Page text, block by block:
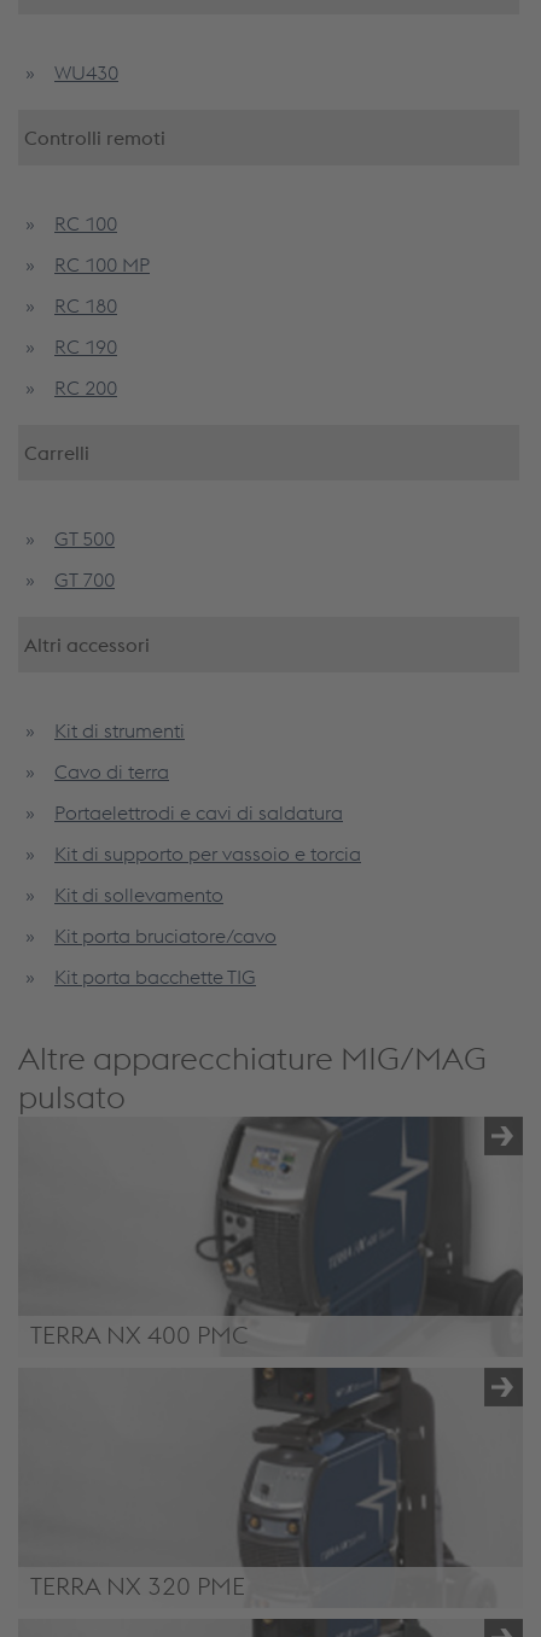
WU430
Controlli remoti
RC 100
RC 100 MP
RC 180
RC 190
RC 200
Carrelli
GT 500
GT 700
Altri accessori
Kit di strumenti
Cavo di terra
Portaelettrodi e cavi di saldatura
Kit di supporto per vassoio e torcia
Kit di sollevamento
Kit porta bruciatore/cavo
Kit porta bacchette TIG
Altre apparecchiature MIG/MAG
pulsato
TERRA NX 400 PMC
TERRA NX 320 PME